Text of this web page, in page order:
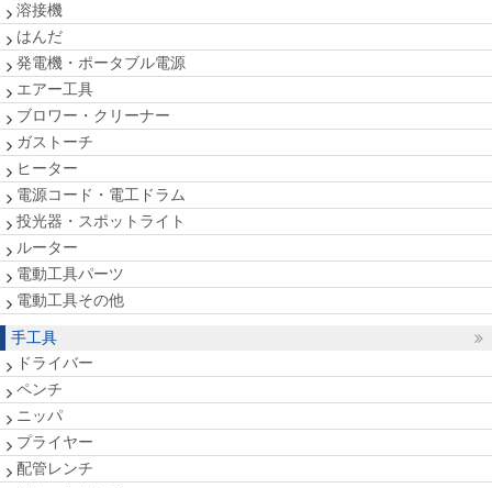
溶接機
はんだ
発電機・ポータブル電源
エアー工具
ブロワー・クリーナー
ガストーチ
ヒーター
電源コード・電工ドラム
投光器・スポットライト
ルーター
電動工具パーツ
電動工具その他
手工具
ドライバー
ペンチ
ニッパ
プライヤー
配管レンチ